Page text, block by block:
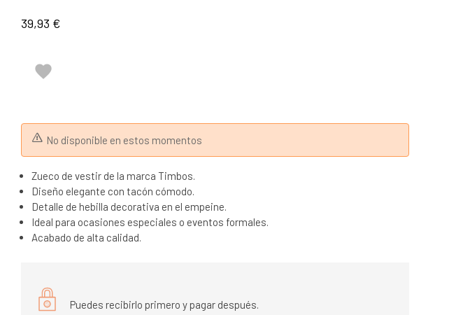
39,93 €

No disponible en estos momentos
Zueco de vestir de la marca Timbos.
Diseño elegante con tacón cómodo.
Detalle de hebilla decorativa en el empeine.
Ideal para ocasiones especiales o eventos formales.
Acabado de alta calidad.
Puedes recibirlo primero y pagar después.